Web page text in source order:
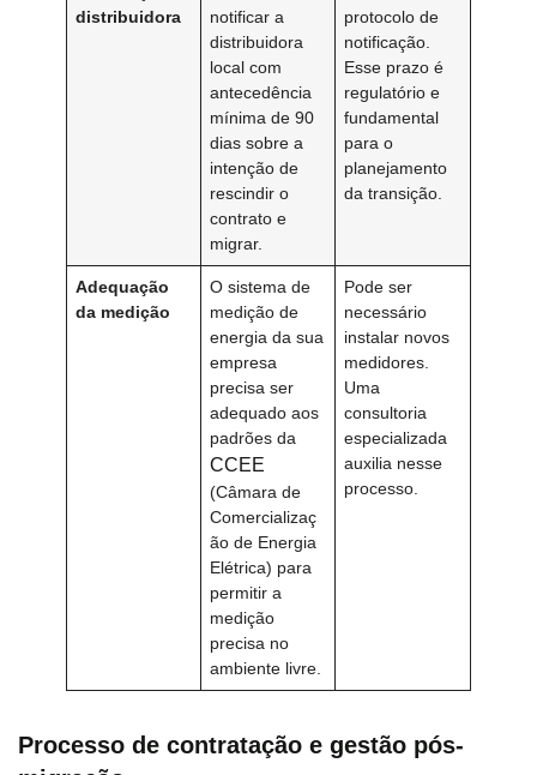
distribuidora
notificar a
distribuidora
local com
antecedência
mínima de 90
dias sobre a
intenção de
rescindir o
contrato e
migrar.
protocolo de
notificação.
Esse prazo é
regulatório e
fundamental
para o
planejamento
da transição.
Adequação
da medição
O sistema de
medição de
energia da sua
empresa
precisa ser
adequado aos
padrões da
CCEE
(Câmara de
Comercializaç
ão de Energia
Elétrica) para
permitir a
medição
precisa no
ambiente livre.
Pode ser
necessário
instalar novos
medidores.
Uma
consultoria
especializada
auxilia nesse
processo.
Processo de contratação e gestão pós-